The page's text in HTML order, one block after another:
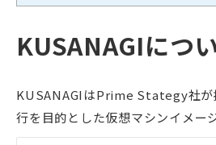
KUSANAGIにつ
KUSANAGIはPrime Stategy社が
行を目的とした仮想マシンイメー